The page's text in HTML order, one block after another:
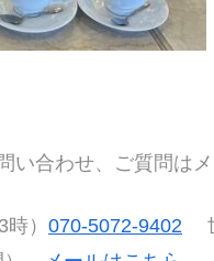
い合わせ、ご質問は
） 070-5072-9402